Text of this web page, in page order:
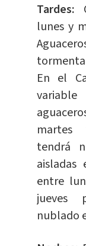
Tardes:
lunes y
En el
martes
tendrá
entre
jueves
nublado